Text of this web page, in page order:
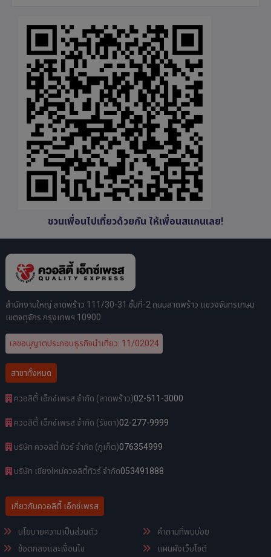
ชวนเพื่อนไปเที่ยวด้วยกัน ให้เพื่อนสแกนเลย!
สำนักงานใหญ่ ลาดพร้าว 111/30-31 ชั้นที่-2 ถนนลาดพร้าว แขวงจันทรเกษม
เขตจตุจักร กรุงเทพฯ 10900
เลขอนุญาตประกอบธุรกิจนำเที่ยว: 11/02024
สาขาทั้งหมด
ควอลิตี้ เอ็กซ์เพรส จำกัด (ลาดพร้าว)02-511-3000
ควอลิตี้ เอ็กซ์เพรส จำกัด (รัชดา)02-277-9999
บริษัท ควอลิตี้ ทัวร์ จำกัด (ภูเก็ต)076354999
บริษัท เชียงใหม่ควอลิตี้ทัวร์ จำกัด053491888
เกี่ยวกับควอลิตี้ เอ็กซ์เพรส
นโยบายความเป็นส่วนตัว
ข้อตกลงและเงื่อนไข
คำถามที่พบบ่อย
แผนผังเว็บไซต์